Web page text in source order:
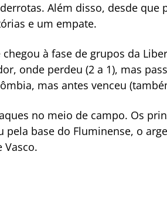
Além disso, desde que
e um empate.
à fase de grupos da
onde perdeu (2 a 1), mas
mas antes venceu
no meio de campo. Os
pela base do Fluminense, o
Vasco.